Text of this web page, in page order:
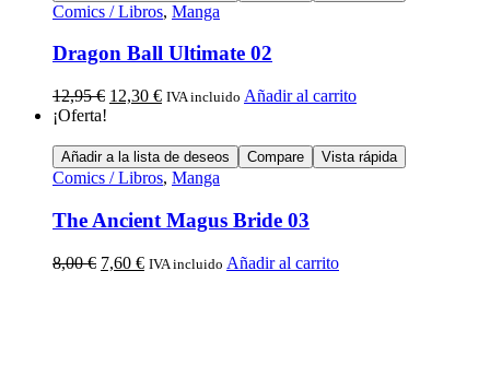
Comics / Libros, Manga
Dragon Ball Ultimate 02
12,95€ 12,30 € IVA incluido Añadir al carrito
¡Oferta!
Añadir a la lista de deseos Compare Vista rápida
Comics / Libros, Manga
The Ancient Magus Bride 03
8,00€ 7,60 € IVA incluido Añadir al carrito